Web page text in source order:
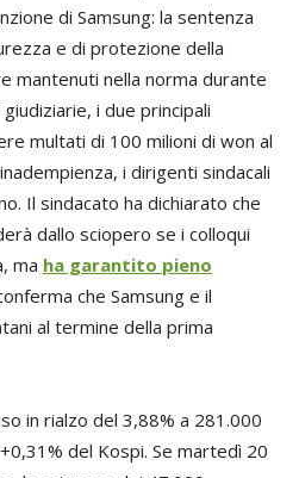
di Samsung: la sentenza
e di protezione della
mantenuti nella norma durante
i due principali
multati di 100 milioni di won al
i dirigenti sindacali
Il sindacato ha dichiarato che
dallo sciopero se i colloqui
ma ha garantito pieno
che Samsung e il
al termine della prima
in rialzo del 3,88% a 281.000
del Kospi. Se martedì 20